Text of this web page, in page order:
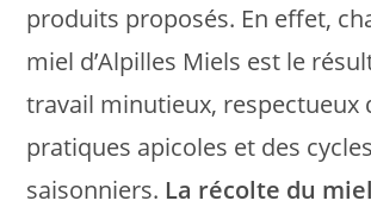
produits proposés. En effet,
miel d’Alpilles Miels est le
travail minutieux, respectueux
pratiques apicoles et des
saisonniers. La récolte du